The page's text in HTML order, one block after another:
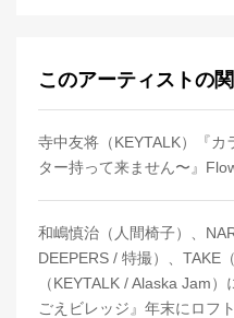
このアーティストの
寺中友将（KEYTALK）『
ター持って来ません〜』
和嶋慎治（人間椅子）、
DEEPERS / 特撮）、TAKE
（KEYTALK / Alaska Jam
ごえビレッジ』年末にロフ